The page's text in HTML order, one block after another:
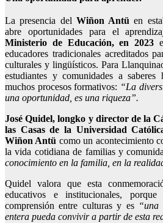
La presencia del Wiñon Antü en
abre oportunidades para el
Ministerio de Educación, en 2023
educadores tradicionales acreditados
culturales y lingüísticos. Para
estudiantes y comunidades a saberes
muchos procesos formativos: “La
una oportunidad, es una riqueza”.
José Quidel, longko y director de la
las Casas de la Universidad
Wiñon Antü como un acontecimiento
la vida cotidiana de familias y
conocimiento en la familia, en la
Quidel valora que esta
educativos e institucionales,
comprensión entre culturas y es “una
entera pueda convivir a partir de esta